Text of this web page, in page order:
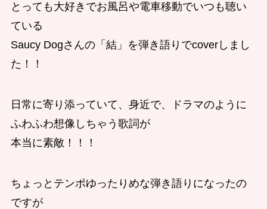
とっても大好きでお風呂や電車移動でいつも聴い
ている
Saucy Dogさんの「結」を弾き語りでcoverしまし
た！！
日常に寄り添っていて、身近で、ドラマのように
ふわふわ想像しちゃう歌詞が
本当に素敵！！！
ちょっとテンポゆったりめな弾き語りになったの
ですが